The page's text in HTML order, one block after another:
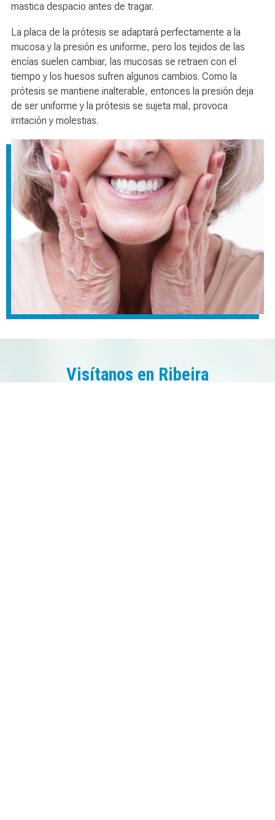
mastica despacio antes de tragar.
La placa de la prótesis se adaptará perfectamente a la
mucosa y la presión es uniforme, pero los tejidos de las
encías suelen cambiar, las mucosas se retraen con el
tiempo y los huesos sufren algunos cambios. Como la
prótesis se mantiene inalterable, entonces la presión deja
de ser uniforme y la prótesis se sujeta mal, provoca
irritación y molestias.
Visítanos en Ribeira